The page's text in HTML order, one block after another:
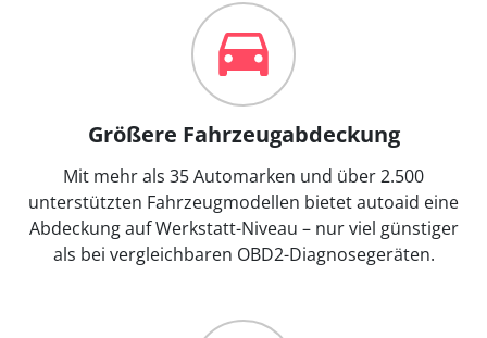
Größere Fahrzeugabdeckung
Mit mehr als 35 Automarken und über 2.500
unterstützten Fahrzeugmodellen bietet autoaid eine
Abdeckung auf Werkstatt-Niveau – nur viel günstiger
als bei vergleichbaren OBD2-Diagnosegeräten.